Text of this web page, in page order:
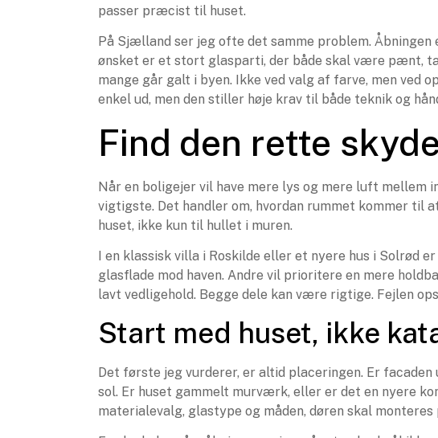
passer præcist til huset.
På Sjælland ser jeg ofte det samme problem.
ønsket er et stort glasparti, der både skal være pænt,
mange går galt i byen. Ikke ved valg af farve, men ved
enkel ud, men den stiller høje krav til både teknik og
Find den rette
Når en boligejer vil have mere lys og mere luft mellem
vigtigste. Det handler om, hvordan rummet kommer til
huset, ikke kun til hullet i muren.
I en klassisk villa i Roskilde eller et nyere hus i Solrød
glasflade mod haven. Andre vil prioritere en mere
lavt vedligehold. Begge dele kan være rigtige. Fejlen
Start med huset, ikke
Det første jeg vurderer, er altid placeringen. Er
sol. Er huset gammelt murværk, eller er det en nyere
materialevalg, glastype og måden, døren skal monteres